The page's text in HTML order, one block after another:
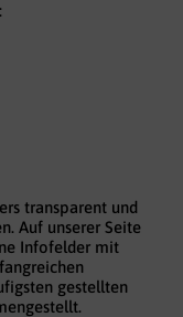
transparent und
Auf unserer Seite
Infofelder mit
gestellten